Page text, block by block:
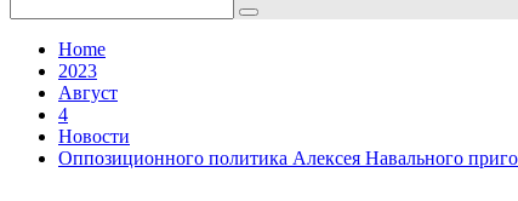
for:
Home
2023
Август
4
Новости
Оппозиционного политика Алексея Навального